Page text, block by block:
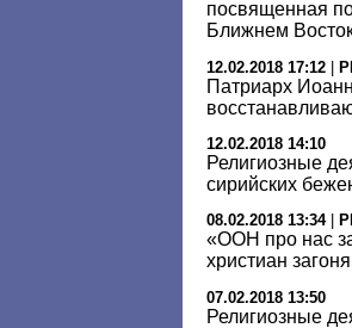
посвященная
Ближнем
12.02.2018 17:12
Патриарх
12.02.2018 14:10
Религиозные
сирийских
08.02.2018 13:34|
«ООН про нас
христиан
07.02.2018 13:50
Религиозные